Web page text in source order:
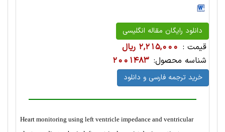
دانلود رایگان مقاله انگلیسی
قیمت : 2,215,000 ریال
شناسه محصول: 2001483
خرید ترجمه فارسی و دانلود
Heart monitoring using left ventricle impedance and ventricular